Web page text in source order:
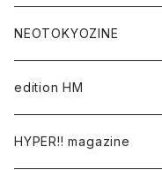
Takaaki Akashi
Kenta Cobayashi
Tomoo Gokita
NEOTOKYOZINE
BROKEN MIRRORS
TOKYO FRONTLINE
edition HM
HYPER!! magazine